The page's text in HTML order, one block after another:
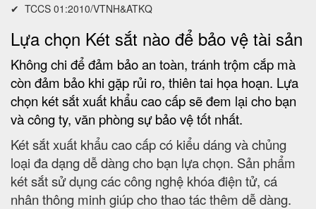
✔ TCCS 01:2010/VTNH&ATKQ
Lựa chọn Két sắt nào để bảo vệ tài sản
Không chi để đảm bảo an toàn, tránh trộm cắp mà
còn đảm bảo khi gặp rủi ro, thiên tai họa hoạn. Lựa
chọn két sắt xuất khẩu cao cấp sẽ đem lại cho bạn
và công ty, văn phòng sự bảo vệ tốt nhất.
Két sắt xuất khẩu cao cấp có kiểu dáng và chủng
loại đa dạng dễ dàng cho bạn lựa chọn. Sản phẩm
két sắt sử dụng các công nghệ khóa điện tử, cá
nhân thông minh giúp cho thao tác thêm dễ dàng.